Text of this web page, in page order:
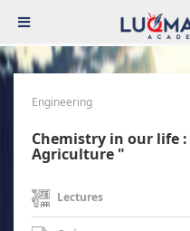
Engineering
Chemistry in our life
Agriculture "
Lectures